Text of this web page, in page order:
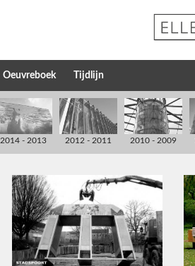
Oeuvreboek Tijdlijn
2014 - 2013 2012 - 2011 2010 - 2009